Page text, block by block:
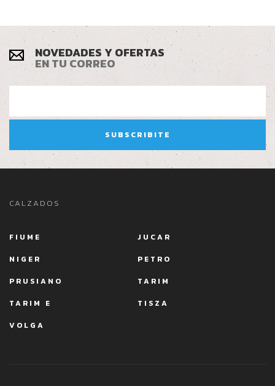
NOVEDADES Y OFERTAS
EN TU CORREO
CALZADOS
FIUME
JUCAR
NIGER
PETRO
PRUSIANO
TARIM
TARIM E
TISZA
VOLGA